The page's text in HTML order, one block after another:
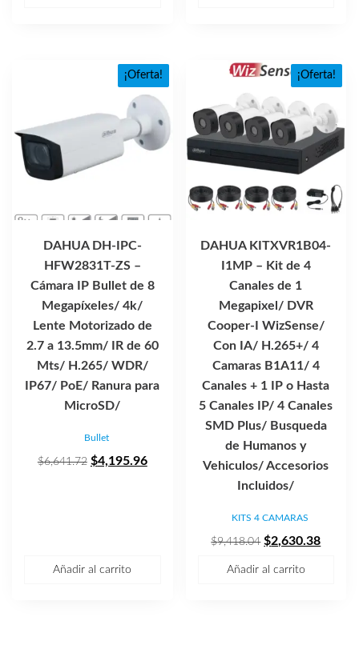
¡Oferta!
DAHUA DH-IPC-
HFW2831T-ZS –
Cámara IP Bullet de 8
Megapíxeles/ 4k/
Lente Motorizado de
2.7 a 13.5mm/ IR de 60
Mts/ H.265/ WDR/
IP67/ PoE/ Ranura para
MicroSD/
Bullet
$6,641.72 El
$4,195.96El
Añadir al carrito
¡Oferta!
DAHUA KITXVR1B04-
I1MP – Kit de 4
Canales de 1
Megapixel/ DVR
Cooper-I WizSense/
Con IA/ H.265+/ 4
Camaras B1A11/ 4
Canales + 1 IP o Hasta
5 Canales IP/ 4 Canales
SMD Plus/ Busqueda
de Humanos y
Vehiculos/ Accesorios
Incluidos/
KITS 4 CAMARAS
$9,418.04 El
$2,630.38El
Añadir al carrito